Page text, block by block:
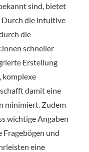
sind, bietet
Durch die intuitive
die
schneller
Erstellung
komplexe
damit eine
minimiert. Zudem
wichtige Angaben
Fragebögen und
eine